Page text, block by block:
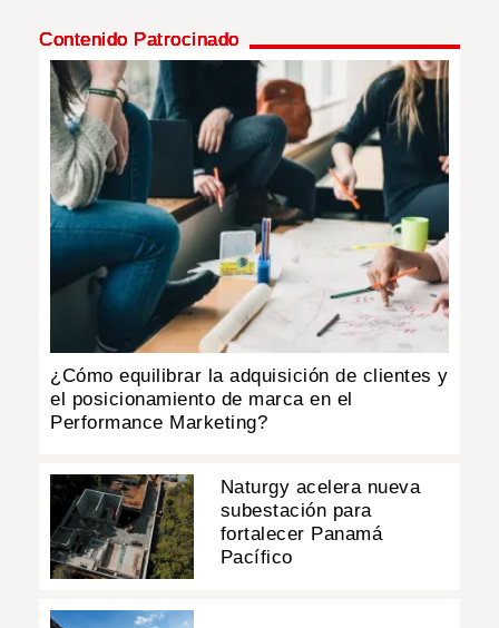
Contenido Patrocinado
¿Cómo equilibrar la adquisición de clientes y
el posicionamiento de marca en el
Performance Marketing?
Naturgy acelera nueva
subestación para
fortalecer Panamá
Pacífico